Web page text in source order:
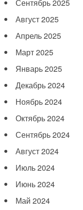
Сентябрь 2025
Август 2025
Апрель 2025
Март 2025
Январь 2025
Декабрь 2024
Ноябрь 2024
Октябрь 2024
Сентябрь 2024
Август 2024
Июль 2024
Июнь 2024
Май 2024